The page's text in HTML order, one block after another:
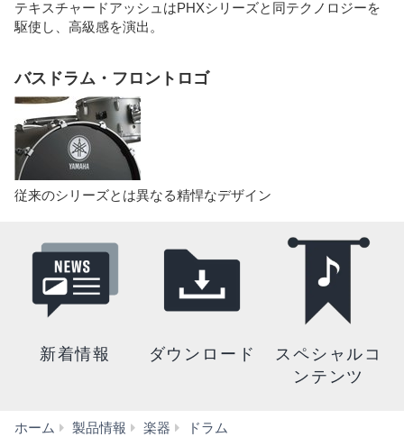
テキスチャードアッシュはPHXシリーズと同テクノロジーを
駆使し、高級感を演出。
バスドラム・フロントロゴ
従来のシリーズとは異なる精悍なデザイン
新着情報 ダウンロード
スペシャルコ
ンテンツ
ホーム 製品情報 楽器
ドラム